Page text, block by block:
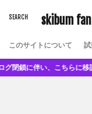
skibum
このサイトについて
い、こちらに移設しまし